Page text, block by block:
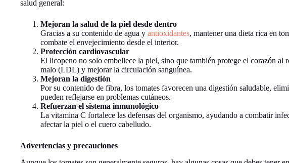
salud general:
Mejoran la salud de la piel desde dentro
Gracias a su contenido de agua y antioxidantes, mantener una dieta rica en
combate el envejecimiento desde el interior.
Protección cardiovascular
El licopeno no solo embellece la piel, sino que también protege el corazón al
malo (LDL) y mejorar la circulación sanguínea.
Mejoran la digestión
Por su contenido de fibra, los tomates favorecen una digestión saludable,
pueden reflejarse en problemas cutáneos.
Refuerzan el sistema inmunológico
La vitamina C fortalece las defensas del organismo, ayudando a combatir
afectar la piel o el cuero cabelludo.
Advertencias y precauciones